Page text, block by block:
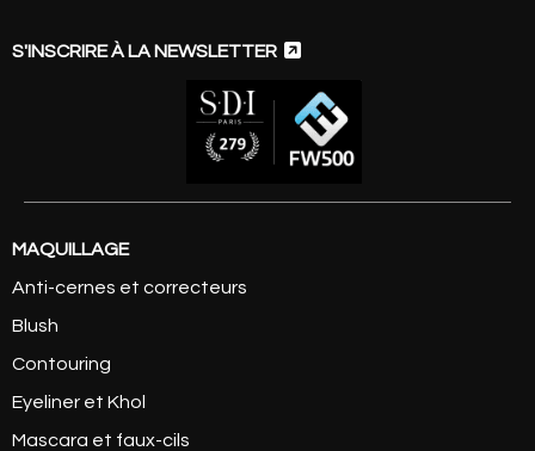
S'INSCRIRE À LA NEWSLETTER 
MAQUILLAGE
Anti-cernes et correcteurs
Blush
Contouring
Eyeliner et Khol
Mascara et faux-cils